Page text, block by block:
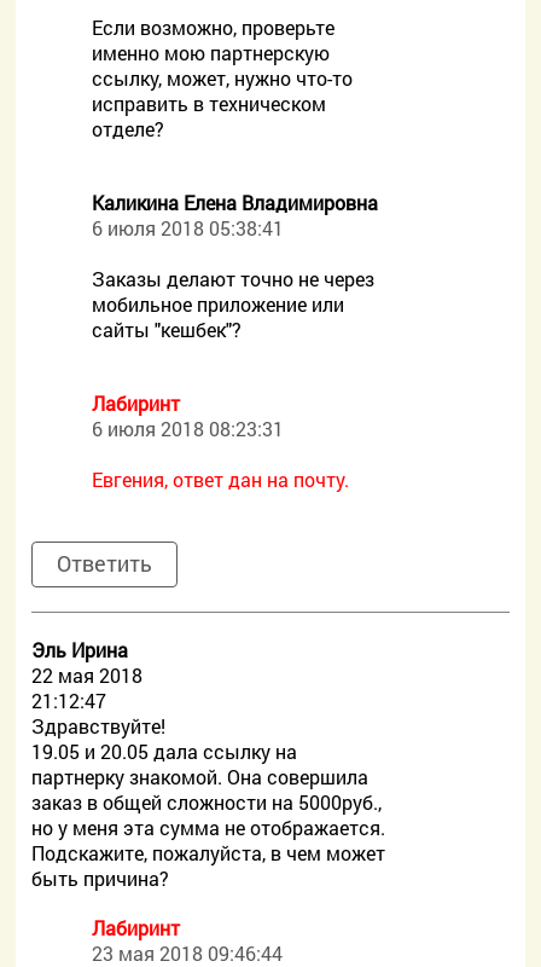
Если возможно, проверьте
именно мою партнерскую
ссылку, может, нужно что-то
исправить в техническом
отделе?
Каликина Елена Владимировна
6 июля 2018 05:38:41
Заказы делают точно не через
мобильное приложение или
сайты "кешбек"?
Лабиринт
6 июля 2018 08:23:31
Евгения, ответ дан на почту.
Ответить
Эль Ирина
22 мая 2018
21:12:47
Здравствуйте!
19.05 и 20.05 дала ссылку на
партнерку знакомой. Она совершила
заказ в общей сложности на 5000руб.,
но у меня эта сумма не отображается.
Подскажите, пожалуйста, в чем может
быть причина?
Лабиринт
23 мая 2018 09:46:44